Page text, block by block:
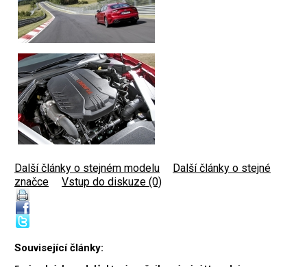
Další články o stejném modelu
Další články o stejné
značce
Vstup do diskuze (0)
Související články: